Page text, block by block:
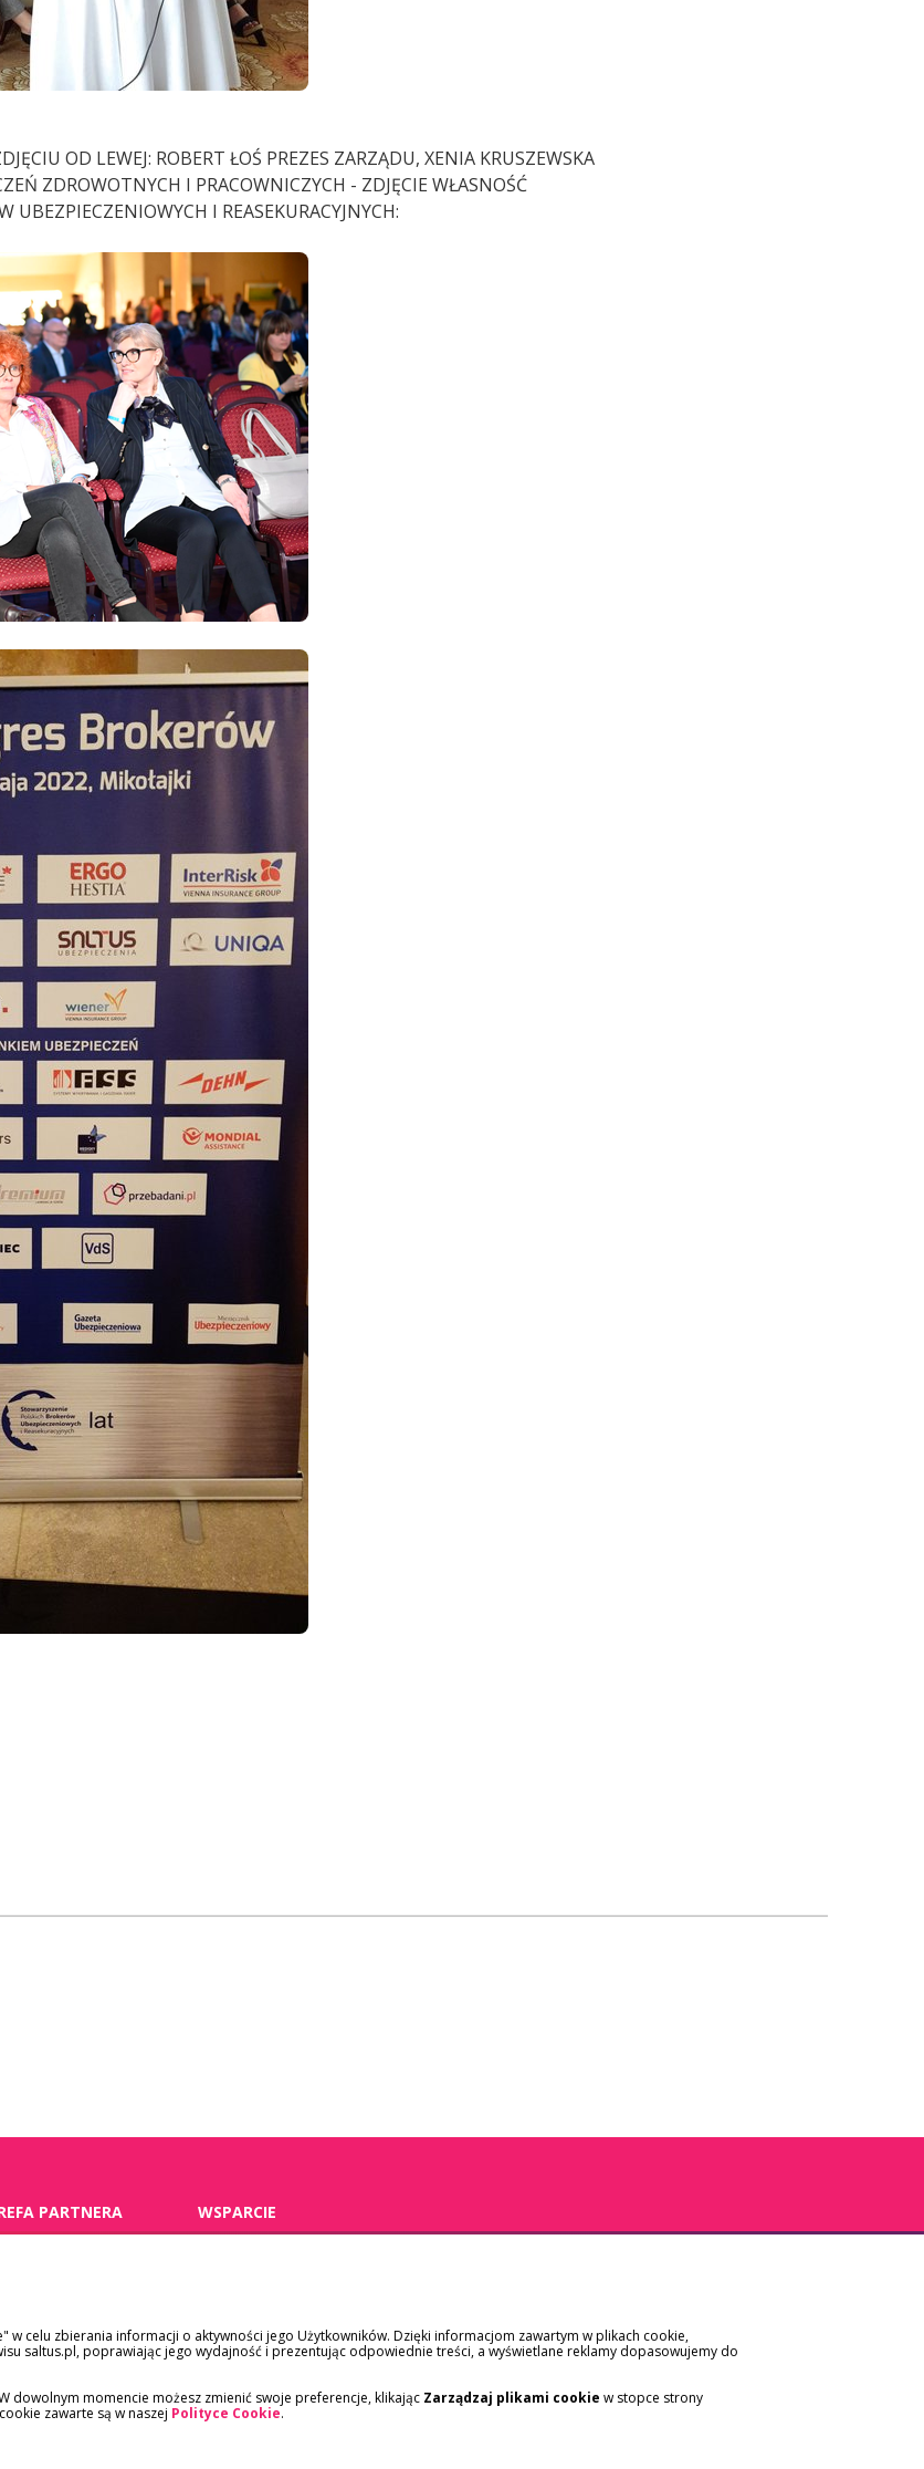
OD LEWEJ: ROBERT ŁOŚ PREZES ZARZĄDU, XENIA KRUSZEWSKA
ZDROWOTNYCH I PRACOWNICZYCH - ZDJĘCIE WŁASNOŚĆ
UBEZPIECZENIOWYCH I REASEKURACYJNYCH:
PARTNERA WSPARCIE
szkody/roszczenia
APLIKACJA SALTUS ZDROWIE
w celu zbierania informacji o aktywności jego Użytkowników. Dzięki informacjom zawartym w plikach cookie,
saltus.pl, poprawiając jego wydajność i prezentując odpowiednie treści, a wyświetlane reklamy dopasowujemy do
dowolnym momencie możesz zmienić swoje preferencje, klikając Zarządzaj plikami cookie w stopce strony
zawarte są w naszej Polityce Cookie.